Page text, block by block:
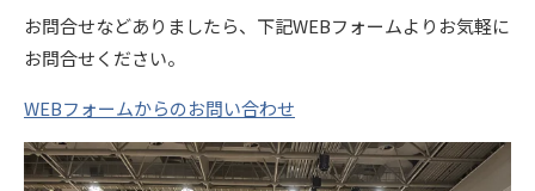
お問合せなどありましたら、下記WEBフォームよりお気軽に
お問合せください。
WEBフォームからのお問い合わせ